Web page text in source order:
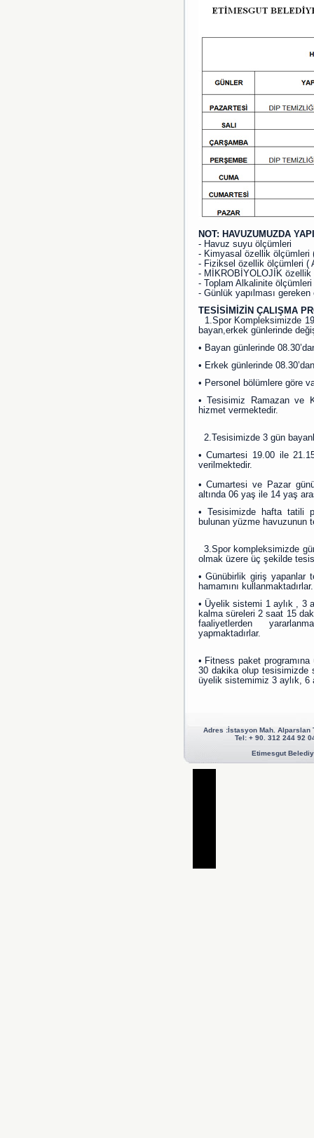
NOT: HAVUZUMUZDA
- Havuz suyu ölçümleri
- Kimyasal özellik ölçümleri
- Fiziksel özellik ölçümleri (
- MİKROBİYOLOJİK özellik
- Toplam Alkalinite
- Günlük yapılması
TESİSİMİZİN ÇALIŞMA
1.Spor Kompleksimizde
bayan,erkek günlerinde
• Bayan günlerinde
• Erkek günlerinde
• Personel bölümlere göre
• Tesisimiz Ramazan ve
hizmet vermektedir.
2.Tesisimizde 3 gün
• Cumartesi 19.00 ile
verilmektedir.
• Cumartesi ve Pazar
altında 06 yaş ile 14 yaş
• Tesisimizde hafta tatili
bulunan yüzme havuzunun
3.Spor kompleksimizde
olmak üzere üç şekilde
• Günübirlik giriş yapanlar
hamamını
• Üyelik sistemi 1 aylık , 3
kalma süreleri 2 saat 15
faaliyetlerden
yapmaktadırlar.
• Fitness paket
30 dakika olup tesisimizde
üyelik sistemimiz 3 aylık, 6
Adres :İstasyon Mah. Alparslan
Tel: + 90. 312 244 92
Etimesgut